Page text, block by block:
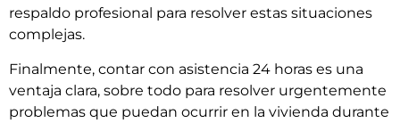
respaldo profesional para resolver estas situaciones
complejas.
Finalmente, contar con asistencia 24 horas es una
ventaja clara, sobre todo para resolver urgentemente
problemas que puedan ocurrir en la vivienda durante